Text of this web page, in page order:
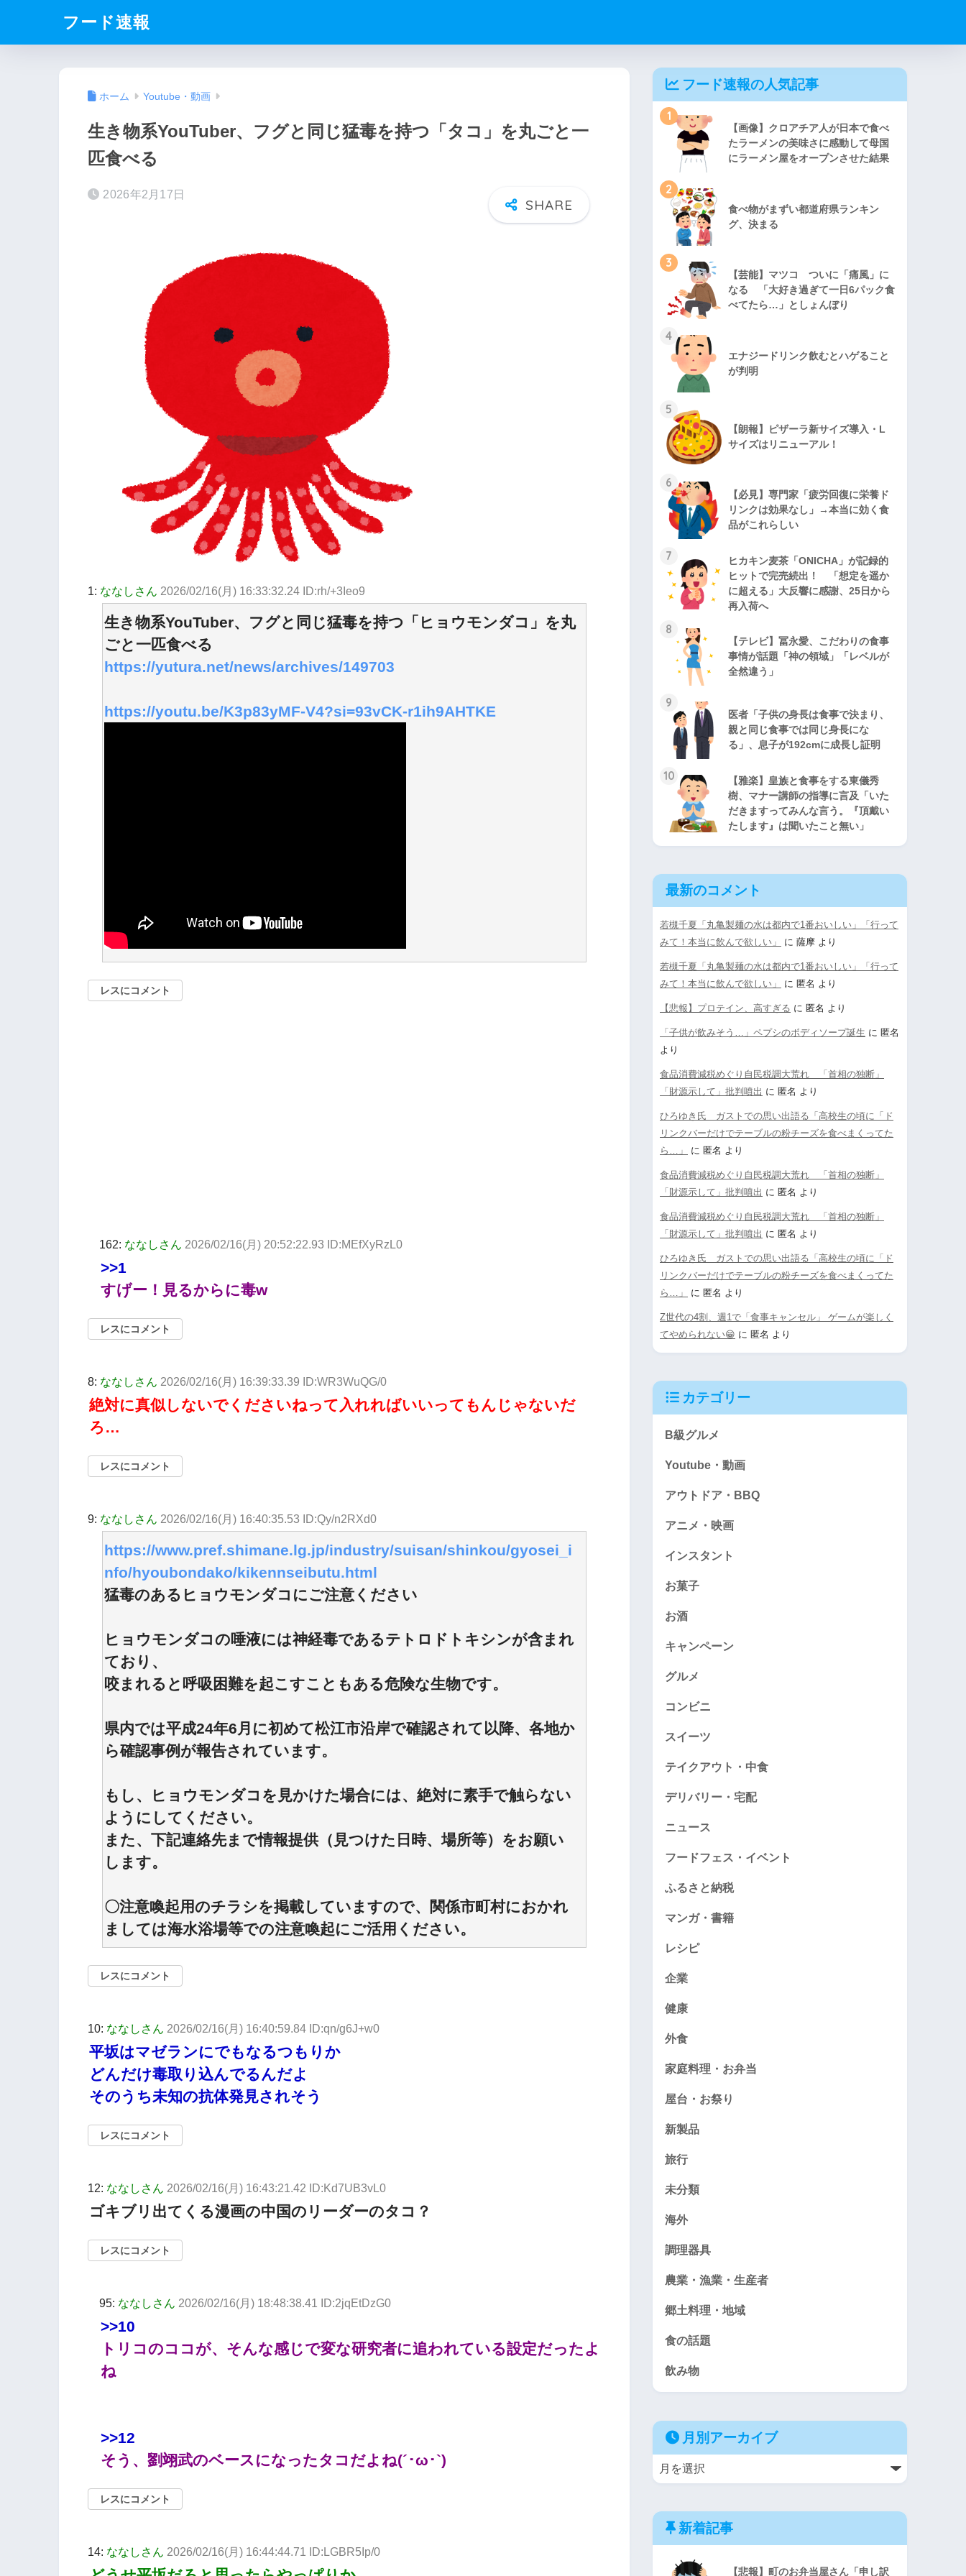
フード速報
ホーム Youtube・動画
生き物系YouTuber、フグと同じ猛毒を持つ「タコ」を丸ごと一
匹食べる
2026年2月17日
1: ななしさん 2026/02/16(月) 16:33:32.24 ID:rh/+3Ieo9
生き物系YouTuber、フグと同じ猛毒を持つ「ヒョウモンダコ」を丸
ごと一匹食べる
https://yutura.net/news/archives/149703
https://youtu.be/K3p83yMF-V4?si=93vCK-r1ih9AHTKE
レスにコメント
162: ななしさん 2026/02/16(月) 20:52:22.93 ID:MEfXyRzL0
>>1
すげー！見るからに毒w
レスにコメント
8: ななしさん 2026/02/16(月) 16:39:33.39 ID:WR3WuQG/0
絶対に真似しないでくださいねって入れればいいってもんじゃないだ
ろ…
レスにコメント
9: ななしさん 2026/02/16(月) 16:40:35.53 ID:Qy/n2RXd0
https://www.pref.shimane.lg.jp/industry/suisan/shinkou/gyosei_i
nfo/hyoubondako/kikennseibutu.html
猛毒のあるヒョウモンダコにご注意ください
ヒョウモンダコの唾液には神経毒であるテトロドトキシンが含まれ
ており、
咬まれると呼吸困難を起こすこともある危険な生物です。
県内では平成24年6月に初めて松江市沿岸で確認されて以降、各地か
ら確認事例が報告されています。
もし、ヒョウモンダコを見かけた場合には、絶対に素手で触らない
ようにしてください。
また、下記連絡先まで情報提供（見つけた日時、場所等）をお願い
します。
〇注意喚起用のチラシを掲載していますので、関係市町村におかれ
ましては海水浴場等での注意喚起にご活用ください。
レスにコメント
10: ななしさん 2026/02/16(月) 16:40:59.84 ID:qn/g6J+w0
平坂はマゼランにでもなるつもりか
どんだけ毒取り込んでるんだよ
そのうち未知の抗体発見されそう
レスにコメント
12: ななしさん 2026/02/16(月) 16:43:21.42 ID:Kd7UB3vL0
ゴキブリ出てくる漫画の中国のリーダーのタコ？
レスにコメント
95: ななしさん 2026/02/16(月) 18:48:38.41 ID:2jqEtDzG0
>>10
トリコのココが、そんな感じで変な研究者に追われている設定だったよ
ね
>>12
そう、劉翊武のベースになったタコだよね(´･ω･`)
レスにコメント
14: ななしさん 2026/02/16(月) 16:44:44.71 ID:LGBR5Ip/0
フード速報の人気記事
1
【画像】クロアチア人が日本で食べ
たラーメンの美味さに感動して母国
にラーメン屋をオープンさせた結果
2
食べ物がまずい都道府県ランキン
グ、決まる
3
【芸能】マツコ ついに「痛風」に
なる 「大好き過ぎて一日6パック食
べてたら…」としょんぼり
4
エナジードリンク飲むとハゲること
が判明
5
【朗報】ピザーラ新サイズ導入・L
サイズはリニューアル！
6
【必見】専門家「疲労回復に栄養ド
リンクは効果なし」→本当に効く食
品がこれらしい
7
ヒカキン麦茶「ONICHA」が記録的
ヒットで完売続出！ 「想定を遥か
に超える」大反響に感謝、25日から
再入荷へ
8
【テレビ】冨永愛、こだわりの食事
事情が話題「神の領域」「レベルが
全然違う」
9
医者「子供の身長は食事で決まり、
親と同じ食事では同じ身長にな
る」、息子が192cmに成長し証明
10
【雅楽】皇族と食事をする東儀秀
樹、マナー講師の指導に言及「いた
だきますってみんな言う。『頂戴い
たします』は聞いたこと無い」
最新のコメント
若槻千夏「丸亀製麺の水は都内で1番おいしい」「行って
みて！本当に飲んで欲しい」
に 薩摩 より
若槻千夏「丸亀製麺の水は都内で1番おいしい」「行って
みて！本当に飲んで欲しい」
に 匿名 より
【悲報】プロテイン、高すぎる に 匿名 より
「子供が飲みそう…」ペプシのボディソープ誕生 に 匿名
より
食品消費減税めぐり自民税調大荒れ 「首相の独断」
「財源示して」批判噴出 に 匿名 より
ひろゆき氏 ガストでの思い出語る「高校生の頃に「ド
リンクバーだけでテーブルの粉チーズを食べまくってた
ら…」
に 匿名 より
食品消費減税めぐり自民税調大荒れ 「首相の独断」
「財源示して」批判噴出 に 匿名 より
食品消費減税めぐり自民税調大荒れ 「首相の独断」
「財源示して」批判噴出 に 匿名 より
ひろゆき氏 ガストでの思い出語る「高校生の頃に「ド
リンクバーだけでテーブルの粉チーズを食べまくってた
ら…」
に 匿名 より
Z世代の4割、週1で「食事キャンセル」 ゲームが楽しく
てやめられない😁 に 匿名 より
カテゴリー
B級グルメ
Youtube・動画
アウトドア・BBQ
アニメ・映画
インスタント
お菓子
お酒
キャンペーン
グルメ
コンビニ
スイーツ
テイクアウト・中食
デリバリー・宅配
ニュース
フードフェス・イベント
ふるさと納税
マンガ・書籍
レシピ
企業
健康
外食
家庭料理・お弁当
屋台・お祭り
新製品
旅行
未分類
海外
調理器具
農業・漁業・生産者
郷土料理・地域
食の話題
飲み物
月別アーカイブ
新着記事
【悲報】町のお弁当屋さん「申し訳